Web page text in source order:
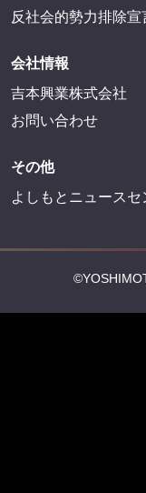
反社会的勢力排除宣
会社情報
吉本興業株式会社
お問い合わせ
その他
よしもとニュース